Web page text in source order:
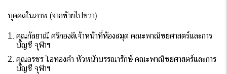
บุคคลในภาพ (จากซ้ายไปขวา)
คุณกัลยาณี ศรีกองลีเจ้าหน้าที่ห้องสมุด คณะพาณิชยศาสตร์และการ
บัญชี จุฬาฯ
คุณอรชร โอทองคำ หัวหน้าบรรณารักษ์ คณะพาณิชยศาสตร์และการ
บัญชี จุฬาฯ